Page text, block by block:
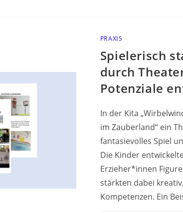
PRAXIS
Spielerisch
durch
Potenziale
In der Kita
im Zauberland“ ein
fantasievolles Spiel
Die Kinder
Erzieher*innen
stärkten dabei
Kompetenzen. Ein